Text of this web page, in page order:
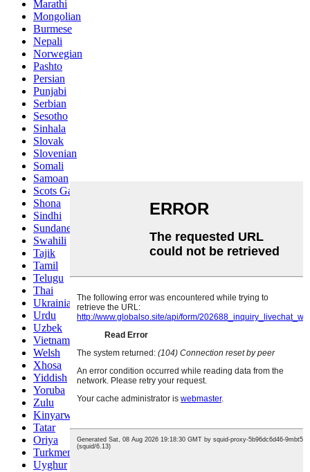
Marathi
Mongolian
Burmese
Nepali
Norwegian
Pashto
Persian
Punjabi
Serbian
Sesotho
Sinhala
Slovak
Slovenian
Somali
Samoan
Scots Gaelic
Shona
Sindhi
Sundanese
Swahili
Tajik
Tamil
Telugu
Thai
Ukrainian
Urdu
Uzbek
Vietnamese
Welsh
Xhosa
Yiddish
Yoruba
Zulu
Kinyarwanda
Tatar
Oriya
Turkmen
Uyghur